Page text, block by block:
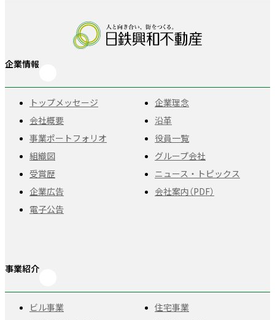
企業情報
トップメッセージ 企業理念
会社概要 沿革
事業ポートフォリオ 役員一覧
組織図 グループ会社
受賞歴 ニュース・トピックス
企業広告 会社案内（PDF）
電子公告
事業紹介
ビル事業 住宅事業